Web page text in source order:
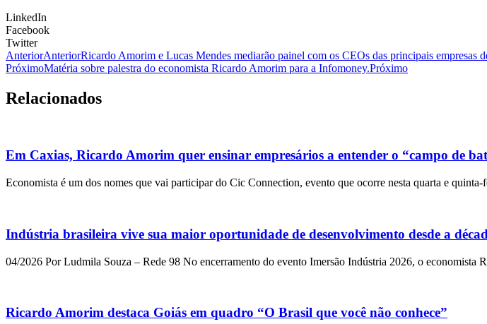
LinkedIn
Facebook
Twitter
AnteriorAnteriorRicardo Amorim e Lucas Mendes mediarão painel com os CEOs das principais
PróximoMatéria sobre palestra do economista Ricardo Amorim para a Infomoney.Próximo
Relacionados
Em Caxias, Ricardo Amorim quer ensinar empresários a entender o “campo de
Economista é um dos nomes que vai participar do Cic Connection, evento que ocorre nesta quarta e
Indústria brasileira vive sua maior oportunidade de desenvolvimento desde a
04/2026 Por Ludmila Souza – Rede 98 No encerramento do evento Imersão Indústria 2026, o
Ricardo Amorim destaca Goiás em quadro “O Brasil que você não conhece”